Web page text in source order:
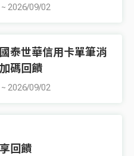
~ 2026/09/02
泰世華信用卡單筆消
碼回饋
~ 2026/09/02
回饋